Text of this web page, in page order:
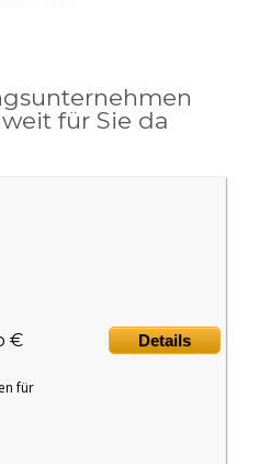
für Sie da
Details
€
für